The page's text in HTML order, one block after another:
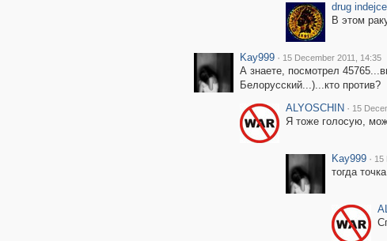
drug
В этом
Kay999 · 15 December 2011, 14:35
А знаете, посмотрел
Белорусский...)...кто против?
ALYOSCHIN · 15
Я тоже голосую,
Kay999 · 15
тогда